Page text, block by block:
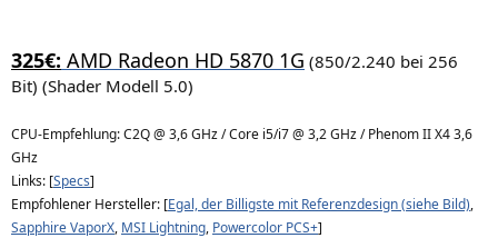
325€: AMD Radeon HD 5870 1G (850/2.240 bei 256
Bit) (Shader Modell 5.0)
CPU-Empfehlung: C2Q @ 3,6 GHz / Core i5/i7 @ 3,2 GHz / Phenom II X4 3,6
GHz
Links: [Specs]
Empfohlener Hersteller: [Egal, der Billigste mit Referenzdesign (siehe Bild),
Sapphire VaporX, MSI Lightning, Powercolor PCS+]